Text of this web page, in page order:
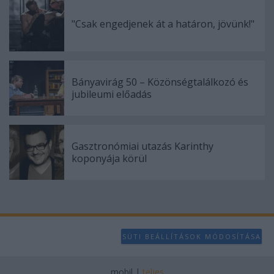
"Csak engedjenek át a határon, jövünk!"
Bányavirág 50 – Közönségtalálkozó és
jubileumi előadás
Gasztronómiai utazás Karinthy
koponyája körül
SÜTI BEÁLLÍTÁSOK MÓDOSÍTÁSA